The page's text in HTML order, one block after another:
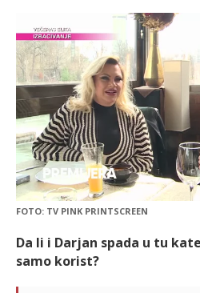
FOTO: TV PINK PRINTSCREEN
Da li i Darjan spada u tu
samo korist?